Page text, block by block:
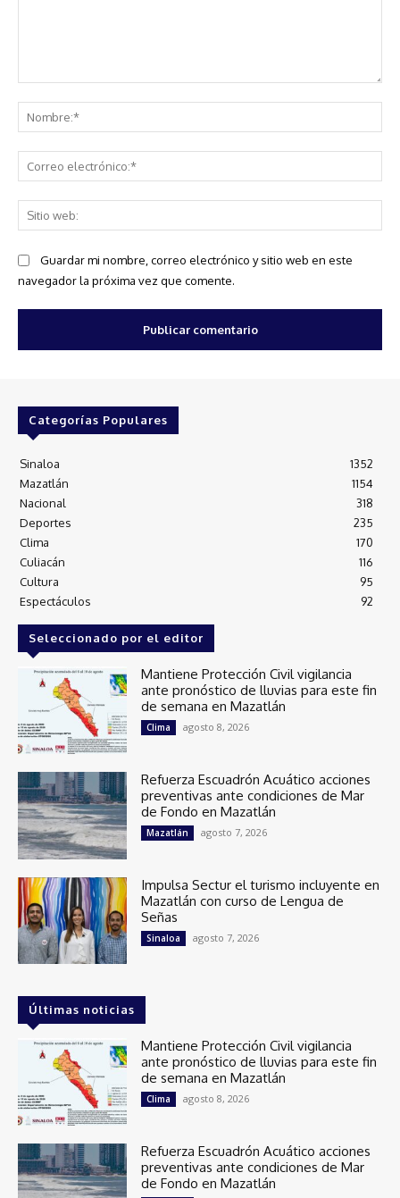
Guardar mi nombre, correo electrónico y sitio web en este
navegador la próxima vez que comente.
Categorías Populares
Sinaloa
1352
Mazatlán
1154
Nacional
318
Deportes
235
Clima
170
Culiacán
116
Cultura
95
Espectáculos
92
Seleccionado por el editor
Mantiene Protección Civil vigilancia
ante pronóstico de lluvias para este fin
de semana en Mazatlán
Clima agosto 8, 2026
Refuerza Escuadrón Acuático acciones
preventivas ante condiciones de Mar
de Fondo en Mazatlán
Mazatlán agosto 7, 2026
Impulsa Sectur el turismo incluyente en
Mazatlán con curso de Lengua de
Señas
Sinaloa agosto 7, 2026
Últimas noticias
Mantiene Protección Civil vigilancia
ante pronóstico de lluvias para este fin
de semana en Mazatlán
Clima agosto 8, 2026
Refuerza Escuadrón Acuático acciones
preventivas ante condiciones de Mar
de Fondo en Mazatlán